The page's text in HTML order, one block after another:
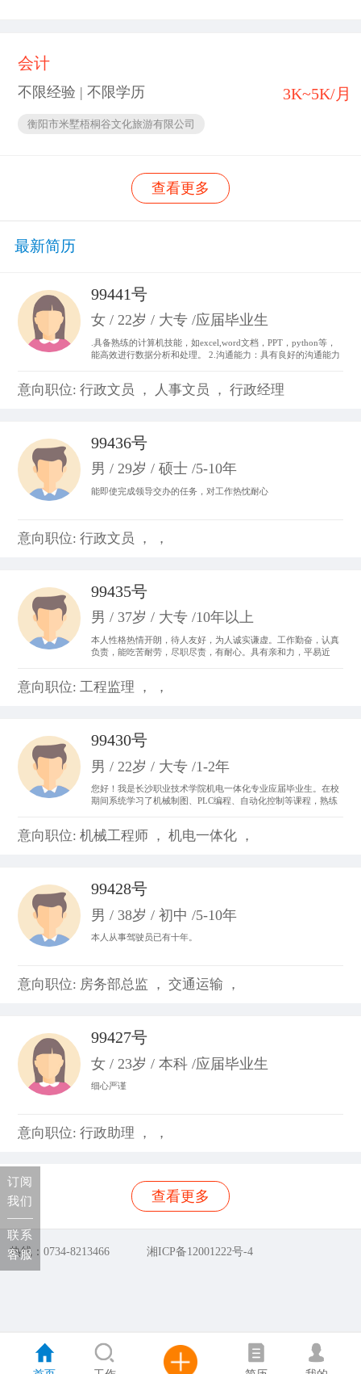
会计
不限经验 | 不限学历
衡阳市米墅梧桐谷文化旅游有限公司
3K~5K/月
查看更多
最新简历
99441号
女 / 22岁 / 大专 /应届毕业生
.具备熟练的计算机技能，如excel,word文档，PPT，python等，
能高效进行数据分析和处理。 2.沟通能力：具有良好的沟通能力
度参与”为行动准则。。
意向职位: 行政文员 ， 人事文员 ， 行政经理
99436号
男 / 29岁 / 硕士 /5-10年
能即使完成领导交办的任务，对工作热忱耐心
意向职位: 行政文员 ， ，
99435号
男 / 37岁 / 大专 /10年以上
本人性格热情开朗，待人友好，为人诚实谦虚。工作勤奋，认真
负责，能吃苦耐劳，尽职尽责，有耐心。具有亲和力，平易近
的精神，并从工作中体会到乐趣，尽心尽力。
意向职位: 工程监理 ， ，
99430号
男 / 22岁 / 大专 /1-2年
您好！我是长沙职业技术学院机电一体化专业应届毕业生。在校
期间系统学习了机械制图、PLC编程、自动化控制等课程，熟练
验。我善于团队协作，动手能力强，对工业自动化领域充满热情
意向职位: 机械工程师 ， 机电一体化 ，
99428号
男 / 38岁 / 初中 /5-10年
本人从事驾驶员已有十年。
意向职位: 房务部总监 ， 交通运输 ，
99427号
女 / 23岁 / 本科 /应届毕业生
细心严谨
意向职位: 行政助理 ， ，
查看更多
热线：0734-8213466 湘ICP备12001222号-4
订阅
我们
联系
客服